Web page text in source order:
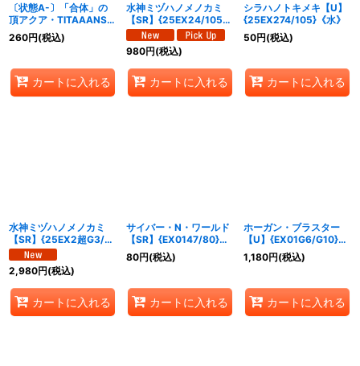
〔状態A-〕「合体」の
頂アクア・TITAAANS/
「必殺！ジェット・カス
ケード・アタック!!」
47}《水》
260円(税込)
カートに入れる
水神ミヅハノメノカミ
【SR】{25EX24/105}
《水》
980円(税込)
カートに入れる
シラハノトキメキ【U】
{25EX274/105}《水》
50円(税込)
カートに入れる
水神ミヅハノメノカミ
【SR】{25EX2超G3/超
G11}《水》
2,980円(税込)
カートに入れる
サイバー・N・ワールド
【SR】{EX0147/80}
《水》
80円(税込)
カートに入れる
ホーガン・ブラスター
【U】{EX01G6/G10}
《水》
1,180円(税込)
カートに入れる